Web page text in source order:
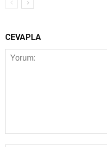
CEVAPLA